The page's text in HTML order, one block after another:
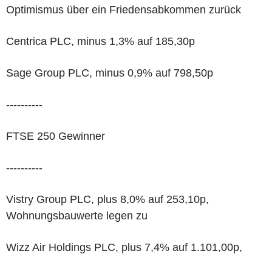
Optimismus über ein Friedensabkommen zurück
Centrica PLC, minus 1,3% auf 185,30p
Sage Group PLC, minus 0,9% auf 798,50p
----------
FTSE 250 Gewinner
----------
Vistry Group PLC, plus 8,0% auf 253,10p,
Wohnungsbauwerte legen zu
Wizz Air Holdings PLC, plus 7,4% auf 1.101,00p,